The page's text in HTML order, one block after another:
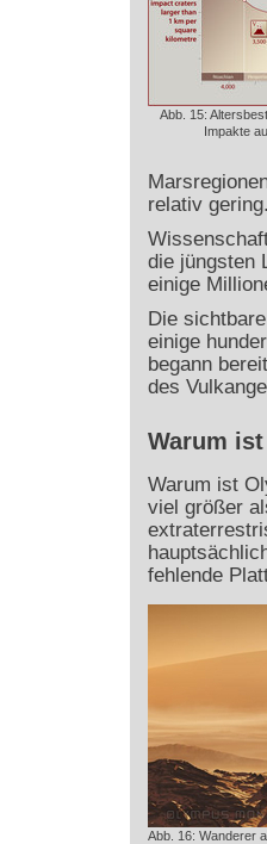
Abb. 15:
Impakte
relativ
die jüngsten
einige
Die
einige
begann
des
Warum
Warum ist
viel größer
fehlende
Abb. 16: Wanderer